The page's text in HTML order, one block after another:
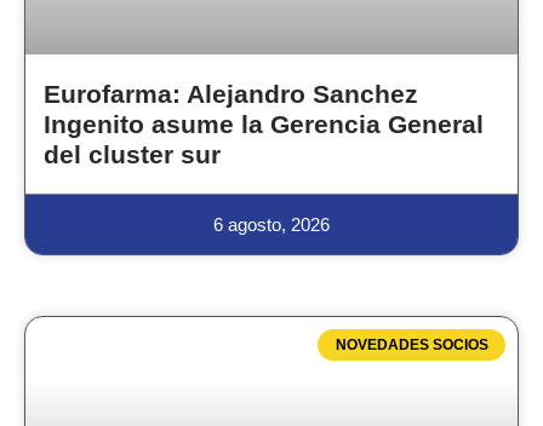
Eurofarma: Alejandro Sanchez
Ingenito asume la Gerencia General
del cluster sur
6 agosto, 2026
NOVEDADES SOCIOS